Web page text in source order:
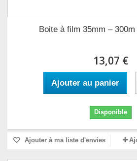
Boite à film 35mm –
13,07 €
Ajouter au panier
Disponible
Ajouter à ma liste d'envies